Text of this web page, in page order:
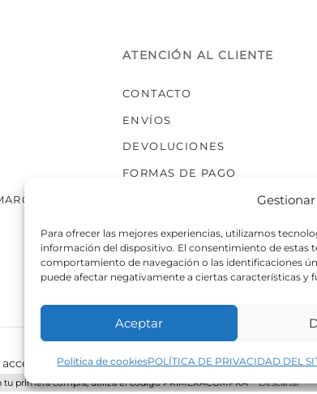
Para ofrecer las mejores experiencias, utilizamos
información del dispositivo. El consentimiento de estas
comportamiento de navegación o las identificaciones
puede afectar negativamente a ciertas características y
Aceptar
Política de cookiesPOLÍTICA DE PRIVACIDAD DEL
tu primera compra, utiliza el código PRIMERACOMPRA Descartar
ATENCIÓN AL CLIENTE
CONTACTO
ENVÍOS
DEVOLUCIONES
FORMAS DE PAGO
Política de cookies Política de